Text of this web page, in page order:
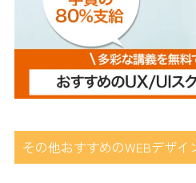
その他おすすめのWEBデザイ